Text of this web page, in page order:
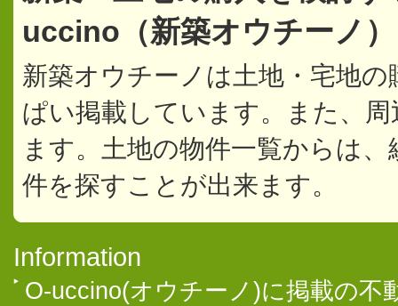
uccino（新築オウチーノ
新築オウチーノは土地・宅地
ぱい掲載しています。また、
ます。土地の物件一覧からは
件を探すことが出来ます。
Information
O-uccino(オウチーノ)に掲載の不